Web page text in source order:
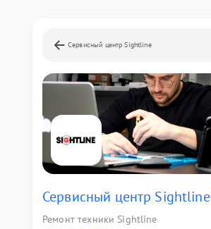
Сервисный центр Sightline
Сервисный центр Sightline
Ремонт техники Sightline